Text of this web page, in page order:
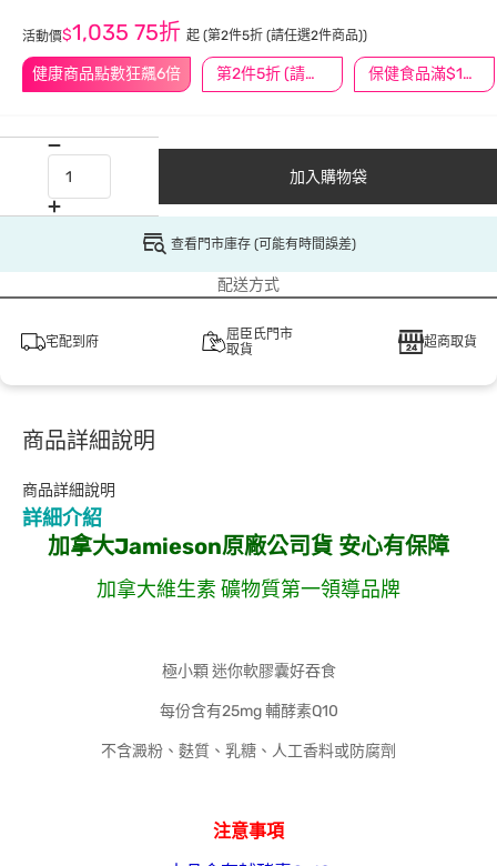
健康商品點數狂飆6倍 第2件5折 (請任選2件商品) 保健食品滿$1200送$100
活動價$1,035 75折 起 (第2件5折 (請任選2件商品))
加入購物袋
查看門市庫存 (可能有時間誤差)
配送方式
宅配到府
屈臣氏門市
取貨
超商取貨
商品詳細說明
商品詳細說明
詳細介紹
加拿大Jamieson原廠公司貨 安心有保障
加拿大維生素 礦物質第一領導品牌
極小顆 迷你軟膠囊好吞食
每份含有25mg 輔酵素Q10
不含澱粉、麩質、乳糖、人工香料或防腐劑
注意事項